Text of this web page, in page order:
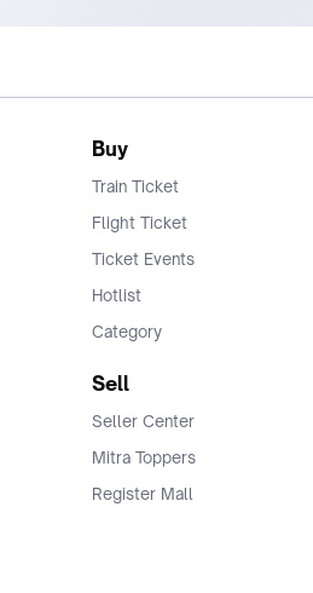
Buy
Train Ticket
Flight Ticket
Ticket Events
Hotlist
Category
Sell
Seller Center
Mitra Toppers
Register Mall